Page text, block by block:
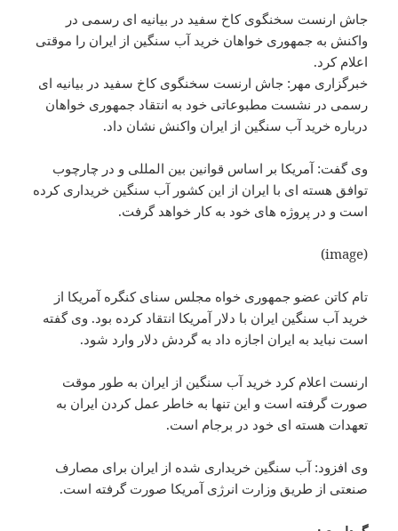
جاش ارنست سخنگوی کاخ سفید در بیانیه ای رسمی در
واکنش به جمهوری خواهان خرید آب سنگین از ایران را موقتی
اعلام کرد.
خبرگزاری مهر: جاش ارنست سخنگوی کاخ سفید در بیانیه ای
رسمی در نشست مطبوعاتی خود به انتقاد جمهوری خواهان
درباره خرید آب سنگین از ایران واکنش نشان داد.
وی گفت: آمریکا بر اساس قوانین بین المللی و در چارچوب
توافق هسته ای با ایران از این کشور آب سنگین خریداری کرده
است و در پروژه های خود به کار خواهد گرفت.
(image)
تام کاتن عضو جمهوری خواه مجلس سنای کنگره آمریکا از
خرید آب سنگین ایران با دلار آمریکا انتقاد کرده بود. وی گفته
است نباید به ایران اجازه داد به گردش دلار وارد شود.
ارنست اعلام کرد خرید آب سنگین از ایران به طور موقت
صورت گرفته است و این تنها به خاطر عمل کردن ایران به
تعهدات هسته ای خود در برجام است.
وی افزود: آب سنگین خریداری شده از ایران برای مصارف
صنعتی از طریق وزارت انرژی آمریکا صورت گرفته است.